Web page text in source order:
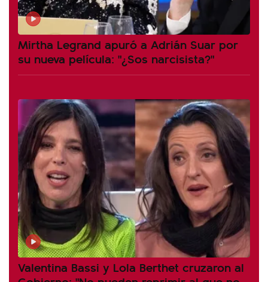
Mirtha Legrand apuró a Adrián Suar por
su nueva película: "¿Sos narcisista?"
Valentina Bassi y Lola Berthet cruzaron al